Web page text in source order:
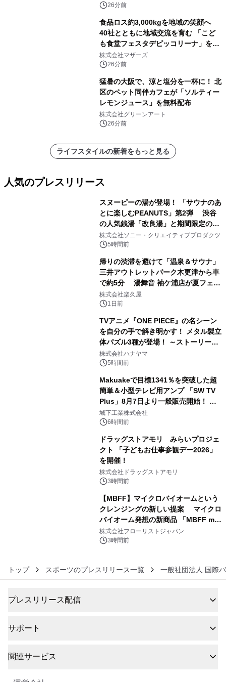
26分前
食品ロス約3,000kgを地域の笑顔へ
40社とともに地域交流を育む 「こど
も食堂フェスタデピッコリーナ」を9
月5日(土)開催
株式会社マザーズ
26分前
猛暑の大阪で、涼と塩分を一杯に！ 北
区のペット同伴カフェが「ソルティー
レモンジュース」を無料配布
株式会社グリーンアート
26分前
ライフスタイルの新着をもっと見る
人気のプレスリリース
スヌーピーの湯が登場！ 「サウナのあ
とに楽しむPEANUTS」第2弾 渋谷
の人気銭湯「改良湯」と期間限定のコ
ラボレーション サウナイキタイコラ
ボグッズも発売決定！
株式会社ソニー・クリエイティブプロダクツ
5時間前
帰りの渋滞を避けて「温泉＆サウナ」
三井アウトレットパーク木更津から車
で約5分 湯舞音 袖ケ浦店が夏フェア
メニューを提供
株式会社楽久屋
1日前
TVアニメ『ONE PIECE』の名シーン
を自分の手で解き明かす！ メタル製立
体パズル3種が登場！ ～ストーリーと
ギミックが融合した 大人の体験型パズ
ルが8月7日(金)12時より先行予約受付
株式会社ハナヤマ
5時間前
Makuakeで目標1341％を突破した超
簡単＆小型テレビ用アンプ 「SW TV
Plus」8月7日より一般販売開始！ ケ
ーブル1本つなぐだけ、テレビの音が
ぐっと豊かに
城下工業株式会社
6時間前
ドラッグストアモリ みらいプロジェ
クト 「子どもお仕事参観デー2026」
を開催！
株式会社ドラッグストアモリ
3時間前
【MBFF】マイクロバイオームという
クレンジングの新しい提案 マイクロ
バイオーム発想の新商品 「MBFF mb
クレンジングPRO」を2026年8月6日
発売
株式会社フローリストジャパン
3時間前
トップ スポーツのプレスリリース一覧 一般社団法人 国際
プレスリリース配信
サポート
関連サービス